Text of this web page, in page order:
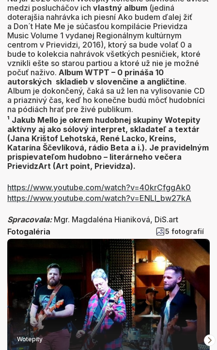
medzi poslucháčov ich vlastný album (jediná
doterajšia nahrávka ich piesní Ako budem ďalej žiť
a Don´t Hate Me je súčasťou kompilácie Prievidza
Music Volume 1 vydanej Regionálnym kultúrnym
centrom v Prievidzi, 2016), ktorý sa bude volať 0 a
bude to kolekcia nahrávok všetkých pesničiek, ktoré
vznikli ešte so starou partiou a ktoré už nie je možné
počuť naživo. Album WTPT – 0 prináša 10
autorských skladieb v slovenčine a angličtine.
Album je dokončený, čaká sa už len na vylisovanie CD
a priaznivý čas, keď ho konečne budú môcť hudobníci
na pódiách hrať pre živé publikum.
¹ Jakub Mello je okrem hudobnej skupiny Wotepity
aktívny aj ako sólový interpret, skladateľ a textár
(Jana Krištof Lehotská, René Lacko, Kreins,
Katarína Ščevlíková, rádio Beta a i.). Je pravidelným
prispievateľom hudobno – literárneho večera
PrievidzArt (Art point, Prievidza).
https://www.youtube.com/watch?v=40krCfggAk0
https://www.youtube.com/watch?v=ENLl_bw27kA
Spracovala: Mgr. Magdaléna Hianiková, DiS.art
Fotogaléria
5 fotografií
Wotepity